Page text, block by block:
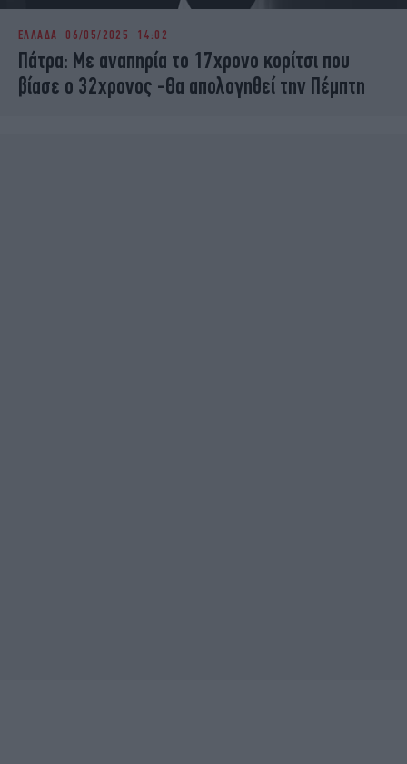
ΕΛΛΑΔΑ 06/05/2025 14:02
Πάτρα: Mε αναπηρία το 17χρονο κορίτσι που
βίασε ο 32χρονος -Θα απολογηθεί την Πέμπτη